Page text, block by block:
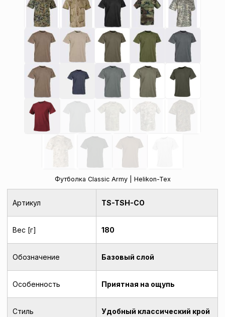
Футболка Classic Army | Helikon-Tex
Артикул TS-TSH-CO
Вес [г] 180
Обозначение Базовый слой
Особенность Приятная на ощупь
Стиль Удобный классический крой